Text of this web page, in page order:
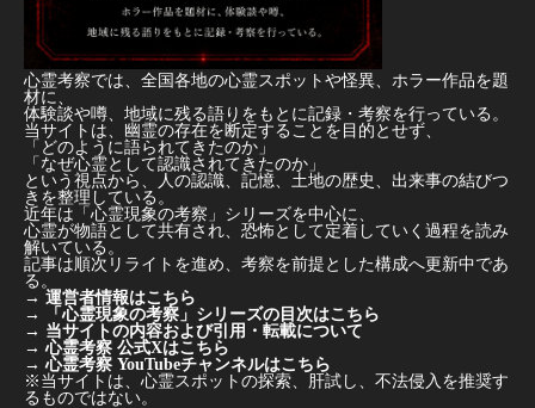
心霊考察では、全国各地の心霊スポットや怪異、ホラー作品を題
材に、
体験談や噂、地域に残る語りをもとに記録・考察を行っている。
当サイトは、幽霊の存在を断定することを目的とせず、
「どのように語られてきたのか」
「なぜ心霊として認識されてきたのか」
という視点から、人の認識、記憶、土地の歴史、出来事の結びつ
きを整理している。
近年は「心霊現象の考察」シリーズを中心に、
心霊が物語として共有され、恐怖として定着していく過程を読み
解いている。
記事は順次リライトを進め、考察を前提とした構成へ更新中であ
る。
→ 運営者情報はこちら
→
「心霊現象の考察」シリーズの目次はこちら
→ 当サイトの内容および引用・転載について
→ 心霊考察 公式Xはこちら
→ 心霊考察 YouTubeチャンネルはこちら
※当サイトは、心霊スポットの探索、肝試し、不法侵入を推奨す
るものではない。